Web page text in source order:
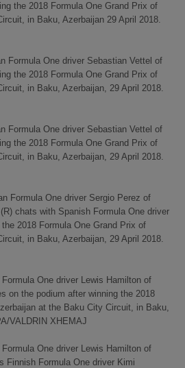
the 2018 Formula One Grand Prix of
in Baku, Azerbaijan 29 April 2018.
Formula One driver Sebastian Vettel of
the 2018 Formula One Grand Prix of
in Baku, Azerbaijan, 29 April 2018.
Formula One driver Sebastian Vettel of
the 2018 Formula One Grand Prix of
in Baku, Azerbaijan, 29 April 2018.
Formula One driver Sergio Perez of
chats with Spanish Formula One driver
2018 Formula One Grand Prix of
in Baku, Azerbaijan, 29 April 2018.
One driver Lewis Hamilton of
on the podium after winning the 2018
at the Baku City Circuit, in Baku,
VALDRIN XHEMAJ
One driver Lewis Hamilton of
Finnish Formula One driver Kimi